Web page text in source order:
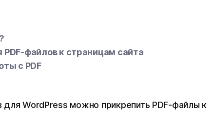
файлов к страницам сайта
с PDF
WordPress можно прикрепить PDF-файлы к